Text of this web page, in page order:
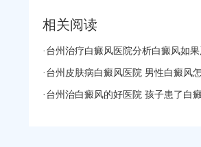
相关阅读
· 台州治疗白癜风医院分析白癜风如
· 台州皮肤病白癜风医院 男性白癜风
· 台州治白癜风的好医院 孩子患了白